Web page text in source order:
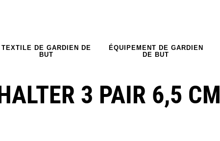
TEXTILE DE GARDIEN DE
BUT
ÉQUIPEMENT DE GARDIEN
DE BUT
3 PAIR 6,5 CM